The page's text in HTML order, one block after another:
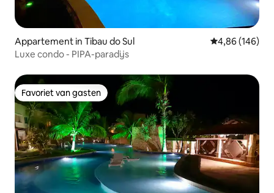
Appartement in Tibau do Sul Gemiddelde
4,86 (146)
Luxe condo - PIPA-paradijs
Favoriet van gasten
Favoriet van gasten